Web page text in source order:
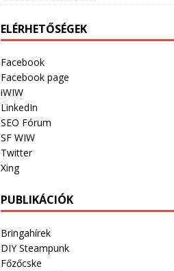
ELÉRHETŐSÉGEK
Facebook
Facebook page
iWIW
LinkedIn
SEO Fórum
SF WIW
Twitter
Xing
PUBLIKÁCIÓK
Bringahírek
DIY Steampunk
Főzőcske